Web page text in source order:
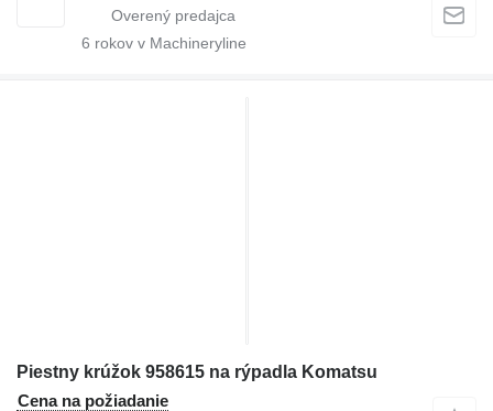
6 rokov v Machineryline
Piestny krúžok 958615 na rýpadla Komatsu
Cena na požiadanie